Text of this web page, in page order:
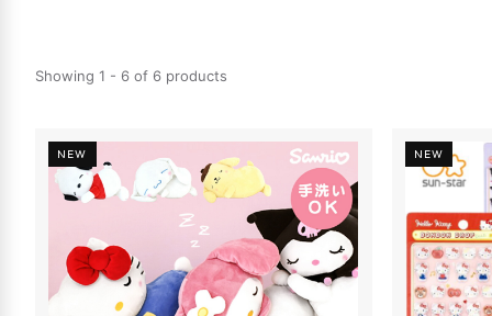
Showing 1 - 6 of 6 products
NEW NEW